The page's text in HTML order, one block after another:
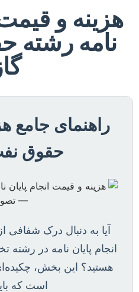
هزینه و
نامه رشته
راهنمای جامع
حقوق
آیا به دنبال درک
انجام پایان نامه در
هستید؟ این بخش،
است که